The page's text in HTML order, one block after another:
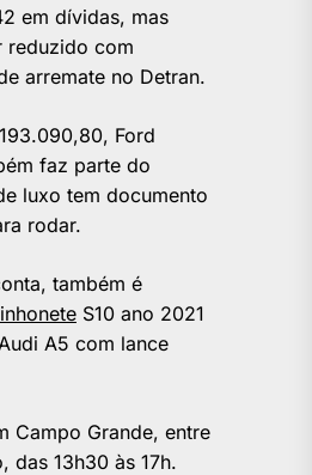
em dívidas, mas
reduzido com
arremate no Detran.
Ford
faz parte do
luxo tem documento
rodar.
também é
S10 ano 2021
A5 com lance
Campo Grande, entre
das 13h30 às 17h.